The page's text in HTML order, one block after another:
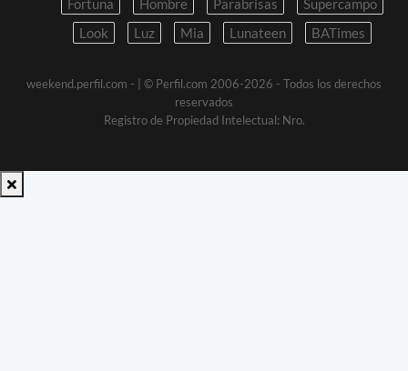
Fortuna
Hombre Parabrisas
Supercampo
Look
Luz Mia Lunateen BATimes
weekend.perfil.com -
| © Perfil.com 2006-2026 - Todos los derechos
reservados
Registro de Propiedad Intelectual: Nro.